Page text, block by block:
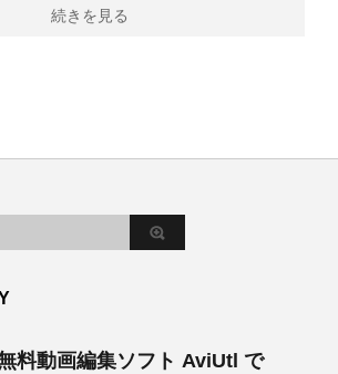
続きを見る
料動画編集ソフト AviUtl で